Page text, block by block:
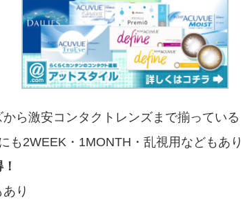
ら激安コンタクトレンズまで揃っている
も2WEEK・1MONTH・乱視用などもあり
り